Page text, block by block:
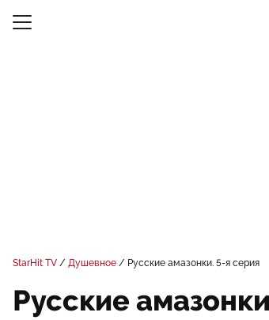
StarHit TV Душевное Русские амазонки. 5-я серия
Русские